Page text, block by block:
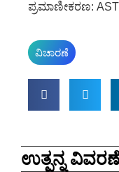
ಪ್ರಮಾಣೀಕರಣ:
ವಿಚಾರಣೆ
ಉತ್ಪನ್ನ ವಿವರಣೆ